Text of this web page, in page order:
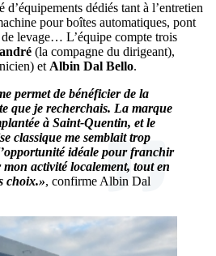
d’équipements dédiés tant à l’entretien
pour boîtes automatiques, pont
levage… L’équipe compte trois
(la compagne du dirigeant),
et Albin Dal Bello.
permet de bénéficier de la
que je recherchais. La marque
à Saint-Quentin, et le
classique me semblait trop
idéale pour franchir
mon activité localement, tout en
choix.», confirme Albin Dal